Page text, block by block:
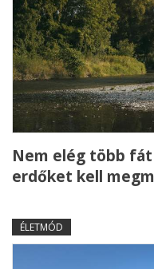
Nem elég több
erdőket kell
ÉLETMÓD